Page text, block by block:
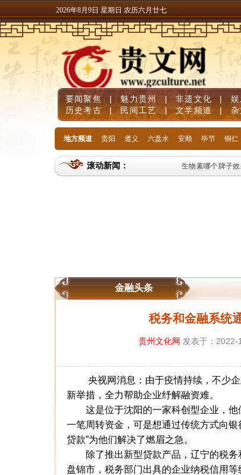
2026年8月9日 星期日 农历六月廿七
要闻聚焦 | 魅力贵州 | 非遗文化 |
历史考古
| 民间工艺 | 文学频道 |
地方频道 贵阳 遵义 六盘水 安顺 毕节 铜仁
滚动新闻： 生物素哪个牌子效
金融头条
税务和金融系统
贵州文化网 发表于：2022-
央视网消息：由于疫情持续，不少企
新举措，全力帮助企业纾解融资难。
这是位于沈阳的一家科创型企业，他
一笔周转资金，可是想通过传统方式向
贷款”为他们解决了燃眉之急。
除了推出新型贷款产品，辽宁的税务
盘锦市，税务部门出具的企业纳税信用